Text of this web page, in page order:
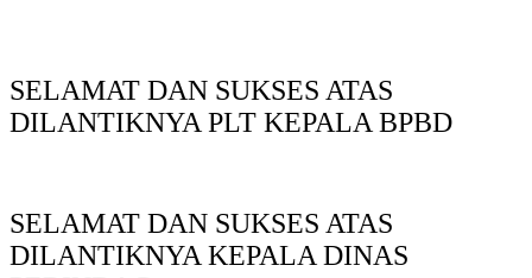
SELAMAT DAN SUKSES ATAS
DILANTIKNYA PLT KEPALA BPBD
SELAMAT DAN SUKSES ATAS
DILANTIKNYA KEPALA DINAS